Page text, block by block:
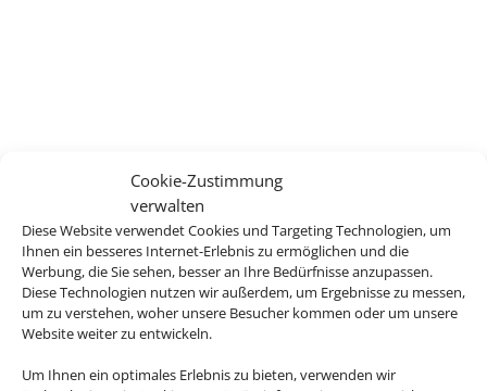
Cookie-Zustimmung
verwalten
Diese Website verwendet Cookies und Targeting Technologien, um
Ihnen ein besseres Internet-Erlebnis zu ermöglichen und die
Werbung, die Sie sehen, besser an Ihre Bedürfnisse anzupassen.
Diese Technologien nutzen wir außerdem, um Ergebnisse zu messen,
um zu verstehen, woher unsere Besucher kommen oder um unsere
Website weiter zu entwickeln.
Um Ihnen ein optimales Erlebnis zu bieten, verwenden wir